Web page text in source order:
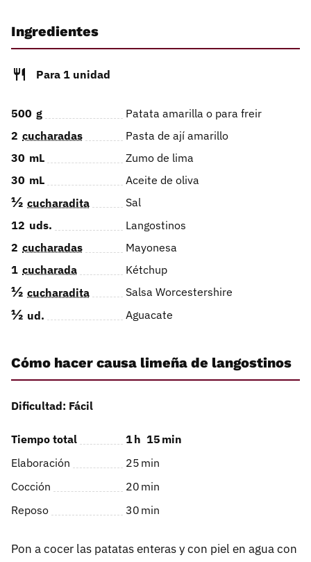
Ingredientes
Para 1 unidad
500 g
Patata amarilla o para freir
2 cucharadas
Pasta de ají amarillo
30 mL
Zumo de lima
30 mL Aceite de oliva
½ cucharadita
Sal
12 uds.
Langostinos
2 cucharadas
Mayonesa
1 cucharada Kétchup
½ cucharadita Salsa Worcestershire
½ ud. Aguacate
Cómo hacer causa limeña de langostinos
Dificultad: Fácil
Tiempo total 1h 15 min
Elaboración
25 min
Cocción
20 min
Reposo
30 min
Pon a cocer las patatas enteras y con piel en agua con